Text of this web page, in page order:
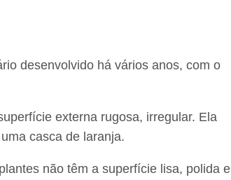
desenvolvido há vários anos, com o
externa rugosa, irregular. Ela
casca de laranja.
não têm a superfície lisa, polida e